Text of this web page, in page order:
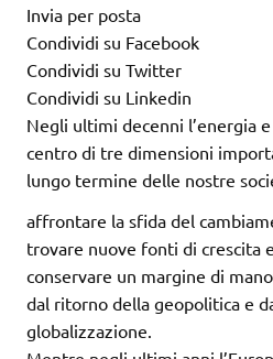
Invia per posta
Condividi su Facebook
Condividi su Twitter
Condividi su Linkedin
Negli ultimi decenni l’energia
centro di tre dimensioni
lungo termine delle nostre
affrontare la sfida del
trovare nuove fonti di crescita
conservare un margine di
dal ritorno della geopolitica e
globalizzazione.